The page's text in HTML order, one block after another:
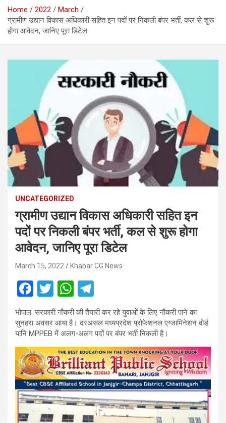
Home 2022
March
ग्रामीण उद्यान विकास अधिकारी सहित इन पदों पर निकली बंपर भर्ती, कल से शुरू
होगा आवेदन, जानिए पूरा डिटेल
UNCATEGORIZED
ग्रामीण उद्यान विकास अधिकारी सहित इन
पदों पर निकली बंपर भर्ती, कल से शुरू होगा
आवेदन, जानिए पूरा डिटेल
March 15, 2022 Khabar CG News
F
a
ce
b
o
o
k
T
wi
tt
er
W
h
at
s
A
p
p
el
e
gr
a
m
भोपाल. सरकारी नौकरी की तैयारी कर रहे युवाओं के लिए नौकरी पाने का
सुनहरा अवसर आया है। दरअसल मध्यप्रदेश प्रोफेशनल एग्जामिनेशन बोर्ड
यानि MPPEB में अलग-अलग पदों पर बंपर भर्ती निकली है।